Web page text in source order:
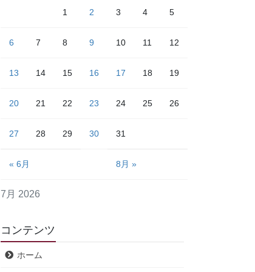
7月 2026
1 2 3 4 5
6 7 8 9 10 11 12
13 14 15 16 17 18 19
20 21 22 23 24 25 26
27 28 29 30 31
« 6月 8月 »
コンテンツ
ホーム